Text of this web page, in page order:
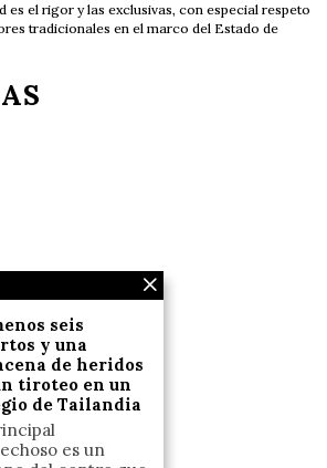
es el rigor y las exclusivas, con especial respeto
tradicionales en el marco del Estado de
España
seis
y una
de heridos
tiroteo en un
de Tailandia
es un